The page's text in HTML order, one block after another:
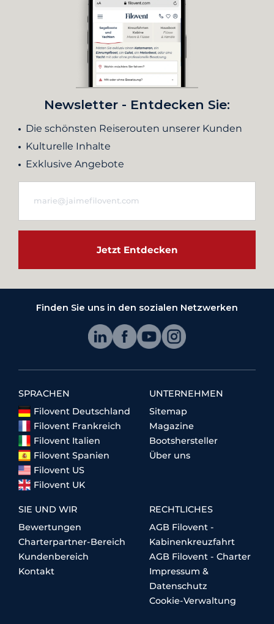
Newsletter - Entdecken Sie:
Die schönsten Reiserouten unserer Kunden
Kulturelle Inhalte
Exklusive Angebote
Jetzt Entdecken
Finden Sie uns in den sozialen Netzwerken
SPRACHEN
Filovent Deutschland
Filovent Frankreich
Filovent Italien
Filovent Spanien
Filovent US
Filovent UK
UNTERNEHMEN
Sitemap
Magazine
Bootshersteller
Über uns
SIE UND WIR
Bewertungen
Charterpartner-Bereich
Kundenbereich
Kontakt
RECHTLICHES
AGB Filovent -
Kabinenkreuzfahrt
AGB Filovent - Charter
Impressum &
Datenschutz
Cookie-Verwaltung